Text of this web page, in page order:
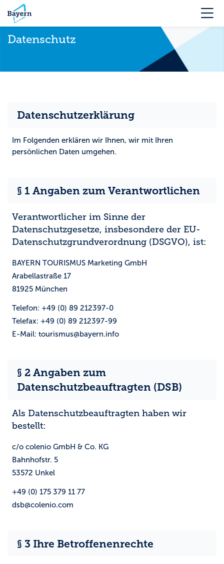
Skip to navigation
Skip to login form
Zum Hauptinhalt
Skip to accessibility options
Skip to footer
Skip accessibility options
Datenschutz
Datenschutzerklärung
Im Folgenden erklären wir Ihnen, wir mit Ihren
persönlichen Daten umgehen.
§ 1 Angaben zum Verantwortlichen
Verantwortlicher im Sinne der
Datenschutzgesetze, insbesondere der EU-
Datenschutzgrundverordnung (DSGVO), ist:
BAYERN TOURISMUS Marketing GmbH
Arabellastraße 17
81925 München
Telefon: +49 (0) 89 212397-0
Telefax: +49 (0) 89 212397-99
E-Mail: tourismus@bayern.info
§ 2 Angaben zum
Datenschutzbeauftragten (DSB)
Als Datenschutzbeauftragten haben wir
bestellt:
c/o colenio GmbH & Co. KG
Bahnhofstr. 5
53572 Unkel
+49 (0) 175 379 11 77
dsb@colenio.com
§ 3 Ihre Betroffenenrechte